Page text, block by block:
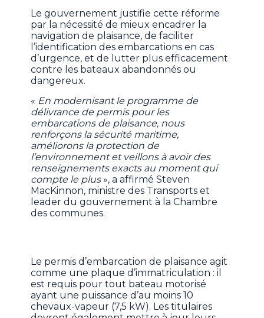
Le gouvernement justifie cette réforme
par la nécessité de mieux encadrer la
navigation de plaisance, de faciliter
l’identification des embarcations en cas
d’urgence, et de lutter plus efficacement
contre les bateaux abandonnés ou
dangereux.
« En modernisant le programme de
délivrance de permis pour les
embarcations de plaisance, nous
renforçons la sécurité maritime,
améliorons la protection de
l’environnement et veillons à avoir des
renseignements exacts au moment qui
compte le plus», a affirmé Steven
MacKinnon, ministre des Transports et
leader du gouvernement à la Chambre
des communes.
Le permis d’embarcation de plaisance agit
comme une plaque d’immatriculation : il
est requis pour tout bateau motorisé
ayant une puissance d’au moins 10
chevaux-vapeur (7,5 kW). Les titulaires